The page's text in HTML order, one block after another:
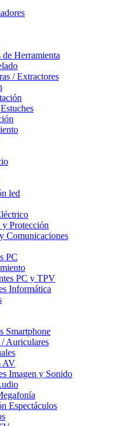
Herramienta
/ Extractores
led
y Protección
Comunicaciones
PC
PC y TPV
Informática
Smartphone
Auriculares
AV
Imagen y Sonido
Espectáculos